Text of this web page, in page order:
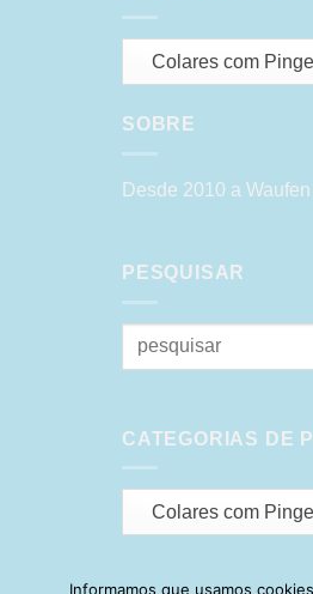
Colares com
SOBRE
Desde 2010 a
PESQUISAR
Pesquisar
CATEGORIAS DE
Colares com
Informamos que usamos